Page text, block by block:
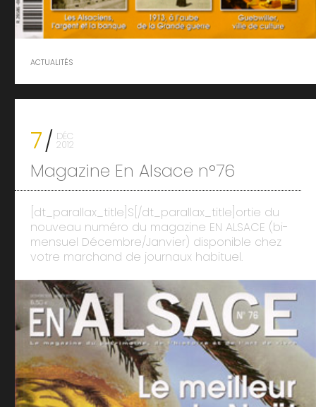
ACTUALITÉS
7 DÉC
2012
Magazine En Alsace n°76
[dt_parallax_title]S[/dt_parallax_title]ortie du
nouveau numéro du magazine EN ALSACE (bi-
mensuel Décembre/Janvier) disponible chez
votre marchand de journaux habituel.